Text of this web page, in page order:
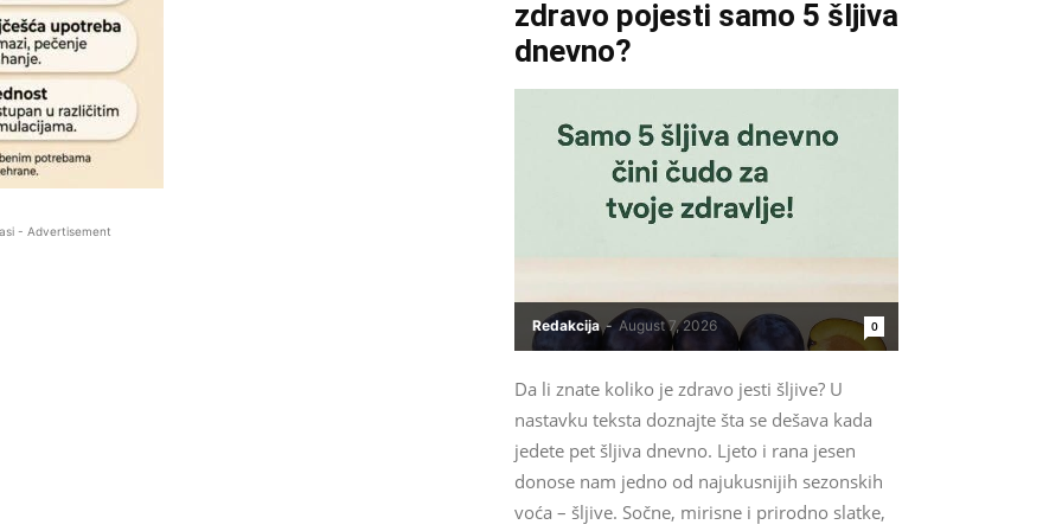
- Advertisement
zdravo pojesti samo 5 šljiva
dnevno?
Redakcija - August 7, 2026 0
Da li znate koliko je zdravo jesti šljive? U
nastavku teksta doznajte šta se dešava kada
jedete pet šljiva dnevno. Ljeto i rana jesen
donose nam jedno od najukusnijih sezonskih
voća – šljive. Sočne, mirisne i prirodno slatke,